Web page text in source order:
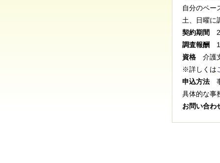
自分のペー
土、日曜に
契約期間
調査報酬 1
資格 介護
※詳しくは
申込方法
具体的な事
お問い合わ